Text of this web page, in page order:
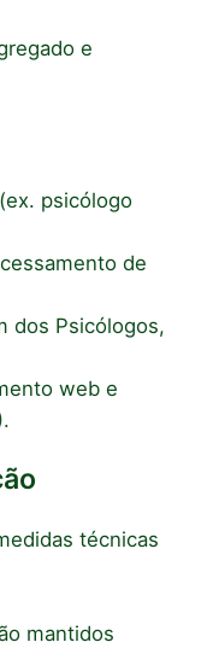
e
psicólogo
de
dos Psicólogos,
web e
técnicas
mantidos